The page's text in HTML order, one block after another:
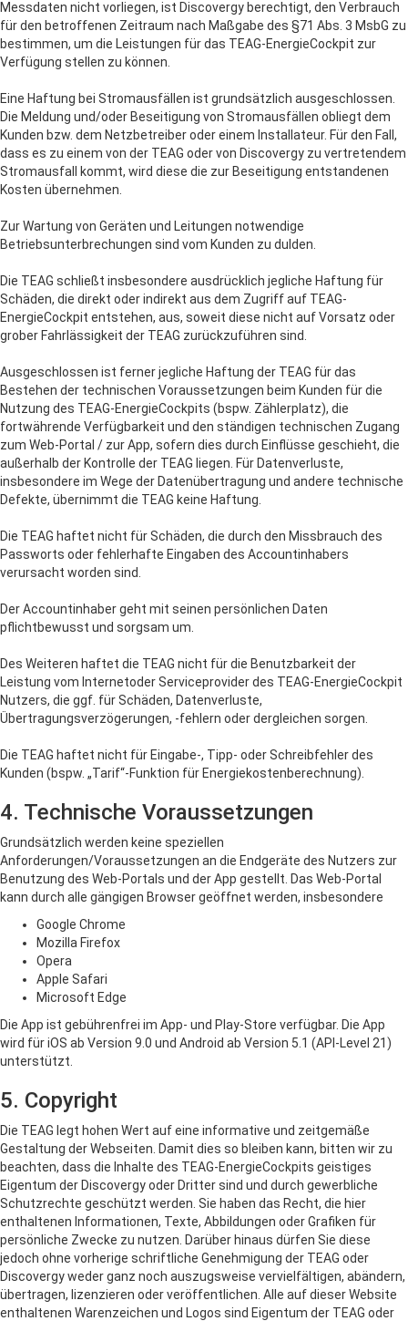
Messdaten nicht vorliegen, ist Discovergy berechtigt, den Verbrauch
für den betroffenen Zeitraum nach Maßgabe des §71 Abs. 3 MsbG zu
bestimmen, um die Leistungen für das TEAG-EnergieCockpit zur
Verfügung stellen zu können.
Eine Haftung bei Stromausfällen ist grundsätzlich ausgeschlossen.
Die Meldung und/oder Beseitigung von Stromausfällen obliegt dem
Kunden bzw. dem Netzbetreiber oder einem Installateur. Für den Fall,
dass es zu einem von der TEAG oder von Discovergy zu vertretendem
Stromausfall kommt, wird diese die zur Beseitigung entstandenen
Kosten übernehmen.
Zur Wartung von Geräten und Leitungen notwendige
Betriebsunterbrechungen sind vom Kunden zu dulden.
Die TEAG schließt insbesondere ausdrücklich jegliche Haftung für
Schäden, die direkt oder indirekt aus dem Zugriff auf TEAG-
EnergieCockpit entstehen, aus, soweit diese nicht auf Vorsatz oder
grober Fahrlässigkeit der TEAG zurückzuführen sind.
Ausgeschlossen ist ferner jegliche Haftung der TEAG für das
Bestehen der technischen Voraussetzungen beim Kunden für die
Nutzung des TEAG-EnergieCockpits (bspw. Zählerplatz), die
fortwährende Verfügbarkeit und den ständigen technischen Zugang
zum Web-Portal / zur App, sofern dies durch Einflüsse geschieht, die
außerhalb der Kontrolle der TEAG liegen. Für Datenverluste,
insbesondere im Wege der Datenübertragung und andere technische
Defekte, übernimmt die TEAG keine Haftung.
Die TEAG haftet nicht für Schäden, die durch den Missbrauch des
Passworts oder fehlerhafte Eingaben des Accountinhabers
verursacht worden sind.
Der Accountinhaber geht mit seinen persönlichen Daten
pflichtbewusst und sorgsam um.
Des Weiteren haftet die TEAG nicht für die Benutzbarkeit der
Leistung vom Internetoder Serviceprovider des TEAG-EnergieCockpit
Nutzers, die ggf. für Schäden, Datenverluste,
Übertragungsverzögerungen, -fehlern oder dergleichen sorgen.
Die TEAG haftet nicht für Eingabe-, Tipp- oder Schreibfehler des
Kunden (bspw. „Tarif“-Funktion für Energiekostenberechnung).
4. Technische Voraussetzungen
Grundsätzlich werden keine speziellen
Anforderungen/Voraussetzungen an die Endgeräte des Nutzers zur
Benutzung des Web-Portals und der App gestellt. Das Web-Portal
kann durch alle gängigen Browser geöffnet werden, insbesondere
Google Chrome
Mozilla Firefox
Opera
Apple Safari
Microsoft Edge
Die App ist gebührenfrei im App- und Play-Store verfügbar. Die App
wird für iOS ab Version 9.0 und Android ab Version 5.1 (API-Level 21)
unterstützt.
5. Copyright
Die TEAG legt hohen Wert auf eine informative und zeitgemäße
Gestaltung der Webseiten. Damit dies so bleiben kann, bitten wir zu
beachten, dass die Inhalte des TEAG-EnergieCockpits geistiges
Eigentum der Discovergy oder Dritter sind und durch gewerbliche
Schutzrechte geschützt werden. Sie haben das Recht, die hier
enthaltenen Informationen, Texte, Abbildungen oder Grafiken für
persönliche Zwecke zu nutzen. Darüber hinaus dürfen Sie diese
jedoch ohne vorherige schriftliche Genehmigung der TEAG oder
Discovergy weder ganz noch auszugsweise vervielfältigen, abändern,
übertragen, lizenzieren oder veröffentlichen. Alle auf dieser Website
enthaltenen Warenzeichen und Logos sind Eigentum der TEAG oder